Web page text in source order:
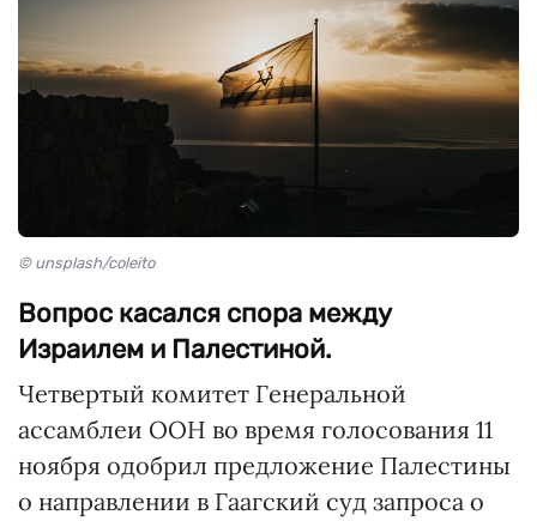
© unsplash/coleito
Вопрос касался спора между
Израилем и Палестиной.
Четвертый комитет Генеральной
ассамблеи ООН во время голосования 11
ноября одобрил предложение Палестины
о направлении в Гаагский суд запроса о